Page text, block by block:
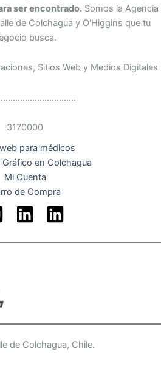
ser encontrado. Somos la Agencia
de Colchagua y O'Higgins que tu
busca.
Sitios Web y Medios Digitales
3170000
para médicos
Gráfico en Colchagua
Mi Cuenta
de Compra
de Colchagua, Chile.